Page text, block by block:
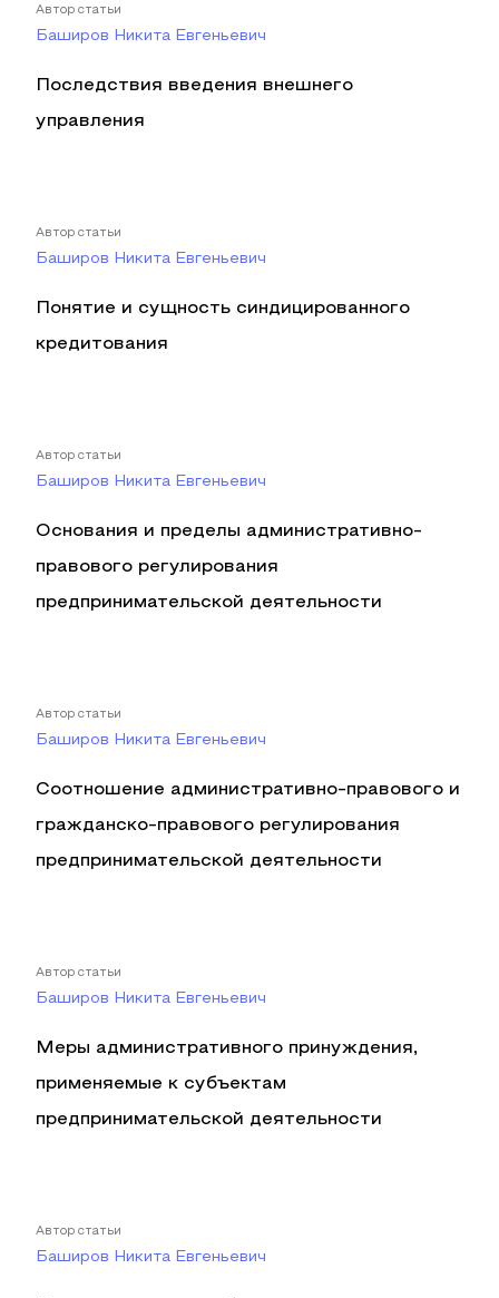
Автор статьи
Баширов Никита Евгеньевич
Последствия введения внешнего
управления
Автор статьи
Баширов Никита Евгеньевич
Понятие и сущность синдицированного
кредитования
Автор статьи
Баширов Никита Евгеньевич
Основания и пределы административно-
правового регулирования
предпринимательской деятельности
Автор статьи
Баширов Никита Евгеньевич
Соотношение административно-правового и
гражданско-правового регулирования
предпринимательской деятельности
Автор статьи
Баширов Никита Евгеньевич
Меры административного принуждения,
применяемые к субъектам
предпринимательской деятельности
Автор статьи
Баширов Никита Евгеньевич